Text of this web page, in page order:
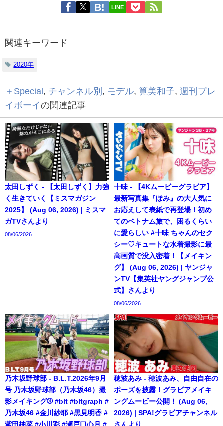
LINE
関連キーワード
2020年
＋Special , チャンネル別 , モデル, 筧美和子, 週刊プレ
イボーイの関連記事
太田しずく - 【太田しずく】力強
く生きていく【ミスマガジン
2025】 (Aug 06, 2026) | ミスマ
ガTVさんより
08/06/2026
十味 - 【4Kムービーグラビア】
最新写真集『ぽみ』の大人気に
お応えして表紙で再登場！初め
てのベトナム旅で、困るくらい
に愛らしい #十味 ちゃんのセク
シー♡キュートな水着撮影に最
高画質で没入密着！【メイキン
グ】 (Aug 06, 2026) | ヤンジャ
ンTV【集英社ヤングジャンプ公
式】さんより
08/06/2026
乃木坂野球部 - B.L.T.2026年9月
号 乃木坂野球部（乃木坂46）撮
影メイキング⚾️ #blt #bltgraph #
乃木坂46 #金川紗耶 #黒見明香 #
紫田柚菜 #小川彩 #瀬戸口心月 #
穂波あみ - 穂波あみ、自由自在の
ポーズを披露！グラビアメイキ
ングムービー公開！ (Aug 06,
2026) | SPA!グラビアチャンネル
さんより